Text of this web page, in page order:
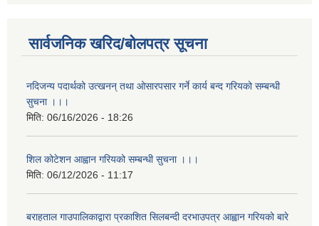
सार्वजनिक खरिद/बोलपत्र सूचना
नदिजन्य पदार्थको उत्खनन् तथा ओसारपसार गर्ने कार्य बन्द गरियको सम्बन्धी
सुचना ।।।
मिति: 06/16/2026 - 18:26
शिल कोटेशन आह्वान गरियको सम्बन्धी सुचना ।।।
मिति: 06/12/2026 - 11:17
बराहताल गाउपालिकाद्वारा प्रकाशित सिलबन्दी दरभाउपत्र आह्वान गरियको बारे